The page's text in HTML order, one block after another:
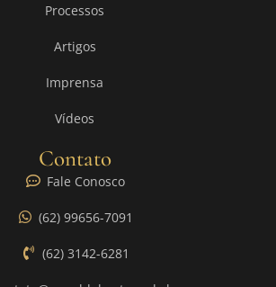
Processos
Artigos
Imprensa
Vídeos
Contato
Fale Conosco
(62) 99656-7091
(62) 3142-6281